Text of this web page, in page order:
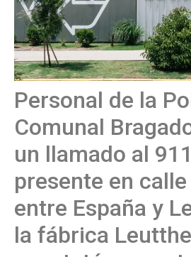
Personal de la
Comunal
un llamado al
presente en
entre España y
la fábrica